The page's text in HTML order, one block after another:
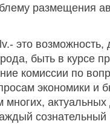
размещения
это возможность,
быть в курсе
комиссии по
экономики и
многих,
сознательный